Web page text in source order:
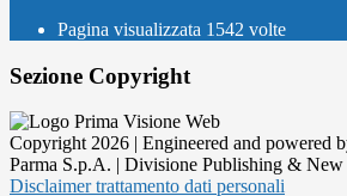
Pagina visualizzata 1542 volte
Sezione Copyright
Copyright 2026 | Engineered and powered
Parma S.p.A. | Divisione Publishing & New
Disclaimer trattamento dati personali